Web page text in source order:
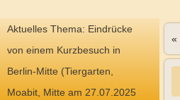
Aktuelles Thema: Eindrücke
von einem Kurzbesuch in
Berlin-Mitte (Tiergarten,
Moabit, Mitte am 27.07.2025
«